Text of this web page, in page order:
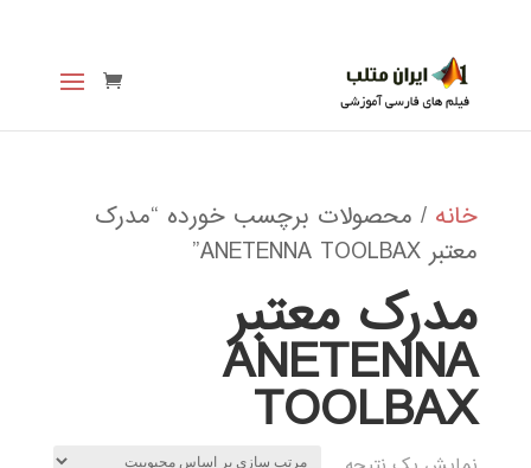
خانه / محصولات برچسب خورده “مدرک
معتبر ANETENNA TOOLBAX”
مدرک معتبر
ANETENNA
TOOLBAX